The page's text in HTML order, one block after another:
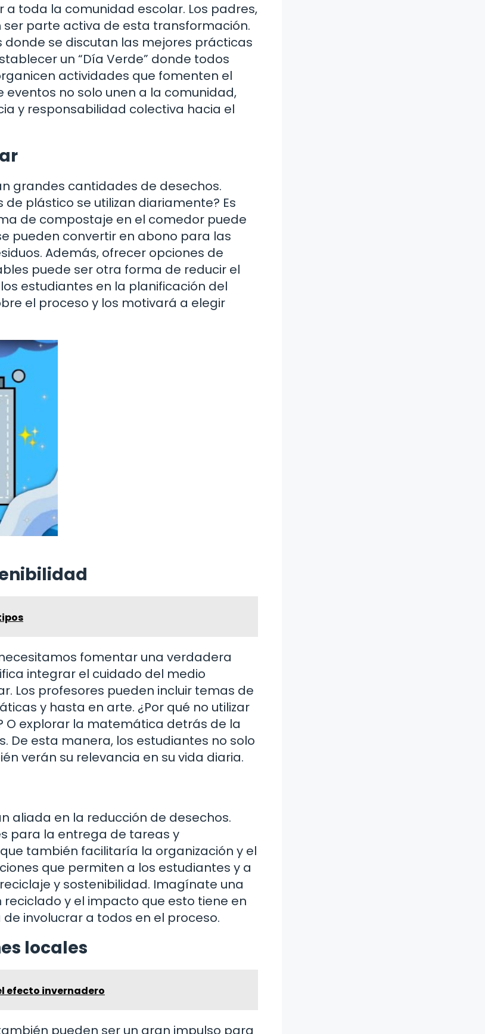
toda la comunidad escolar. Los padres,
parte activa de esta transformación.
donde se discutan las mejores prácticas
un “Día Verde” donde todos
actividades que fomenten el
eventos no solo unen a la comunidad,
y responsabilidad colectiva hacia el
grandes cantidades de desechos.
plástico se utilizan diariamente? Es
de compostaje en el comedor puede
pueden convertir en abono para las
Además, ofrecer opciones de
puede ser otra forma de reducir el
estudiantes en la planificación del
el proceso y los motivará a elegir
fomentar una verdadera
integrar el cuidado del medio
Los profesores pueden incluir temas de
y hasta en arte. ¿Por qué no utilizar
explorar la matemática detrás de la
De esta manera, los estudiantes no solo
verán su relevancia en su vida diaria.
aliada en la reducción de desechos.
para la entrega de tareas y
también facilitaría la organización y el
que permiten a los estudiantes y a
y sostenibilidad. Imagínate una
y el impacto que esto tiene en
involucrar a todos en el proceso.
locales
efecto invernadero
pueden ser un gran impulso para